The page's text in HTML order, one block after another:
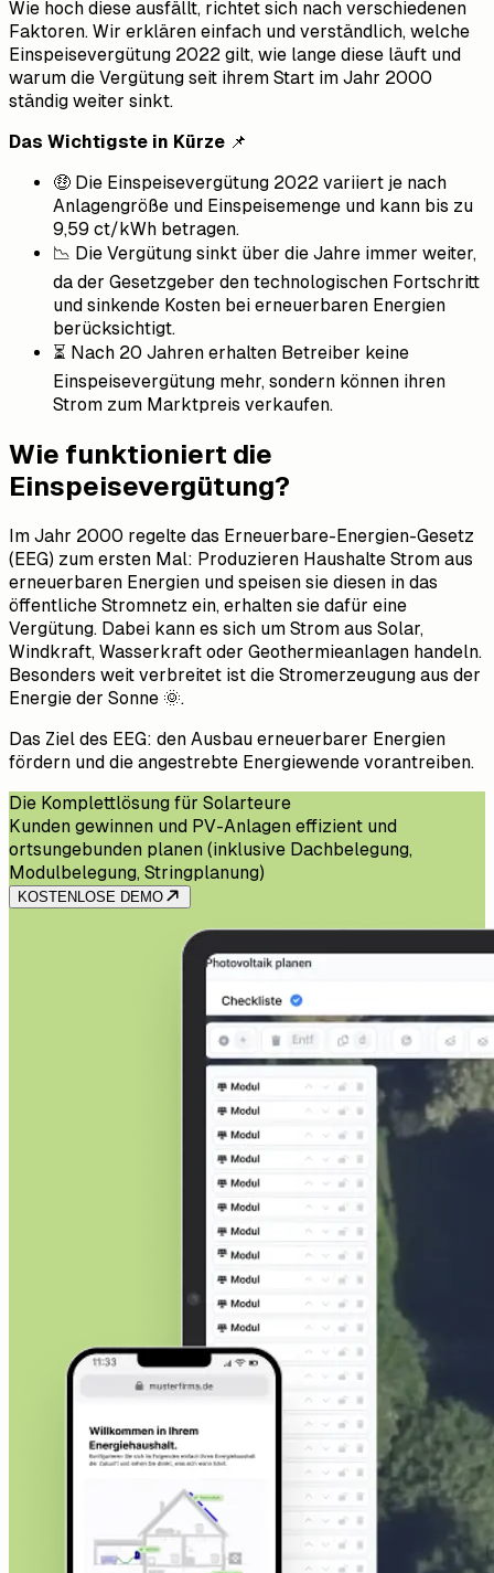
Wie hoch diese ausfällt, richtet sich nach verschiedenen
Faktoren. Wir erklären einfach und verständlich, welche
Einspeisevergütung 2022 gilt, wie lange diese läuft und
warum die Vergütung seit ihrem Start im Jahr 2000
ständig weiter sinkt.
Das Wichtigste in Kürze 📌
🤑 Die Einspeisevergütung 2022 variiert je nach
Anlagengröße und Einspeisemenge und kann bis zu
9,59 ct/kWh betragen.
📉 Die Vergütung sinkt über die Jahre immer weiter,
da der Gesetzgeber den technologischen Fortschritt
und sinkende Kosten bei erneuerbaren Energien
berücksichtigt.
⏳ Nach 20 Jahren erhalten Betreiber keine
Einspeisevergütung mehr, sondern können ihren
Strom zum Marktpreis verkaufen.
Wie funktioniert die
Einspeisevergütung?
Im Jahr 2000 regelte das Erneuerbare-Energien-Gesetz
(EEG) zum ersten Mal: Produzieren Haushalte Strom aus
erneuerbaren Energien und speisen sie diesen in das
öffentliche Stromnetz ein, erhalten sie dafür eine
Vergütung. Dabei kann es sich um Strom aus Solar,
Windkraft, Wasserkraft oder Geothermieanlagen handeln.
Besonders weit verbreitet ist die Stromerzeugung aus der
Energie der Sonne 🌞.
Das Ziel des EEG: den Ausbau erneuerbarer Energien
fördern und die angestrebte Energiewende vorantreiben.
Die Komplettlösung für Solarteure
Kunden gewinnen und PV-Anlagen effizient und
ortsungebunden planen (inklusive Dachbelegung,
Modulbelegung, Stringplanung)
KOSTENLOSE DEMO